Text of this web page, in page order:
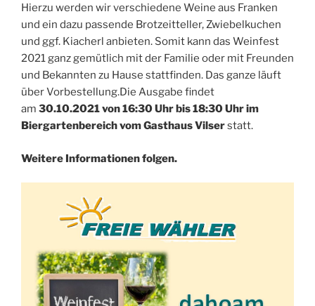
Hierzu werden wir verschiedene Weine aus Franken
und ein dazu passende Brotzeitteller, Zwiebelkuchen
und ggf. Kiacherl anbieten. Somit kann das Weinfest
2021 ganz gemütlich mit der Familie oder mit Freunden
und Bekannten zu Hause stattfinden. Das ganze läuft
über Vorbestellung.Die Ausgabe findet
am 30.10.2021 von 16:30 Uhr bis 18:30 Uhr im
Biergartenbereich vom Gasthaus Vilserstatt.
Weitere Informationen folgen.